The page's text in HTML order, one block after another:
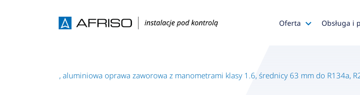
Oferta
Katalog SALUS
Obsługa i
Dwudrogowa, aluminiowa oprawa zaworowa z manometrami klasy 1.6, średnicy 63 mm do R134a,